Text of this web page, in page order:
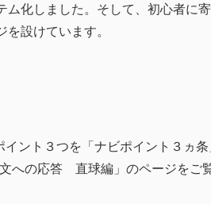
化しました。そして、初心者に
設けています。
ント３つを「ナビポイント３ヵ
への応答 直球編」のページをご